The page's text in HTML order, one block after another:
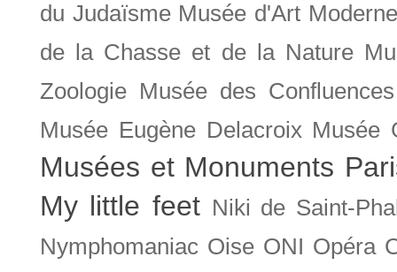
du Judaïsme Musée d'Art
de la Chasse et de la Nature
Zoologie Musée des Confluences
Musée Eugène Delacroix Musée
Musées et Monuments
My little feet Niki de Saint-
Nymphomaniac Oise ONI Opéra